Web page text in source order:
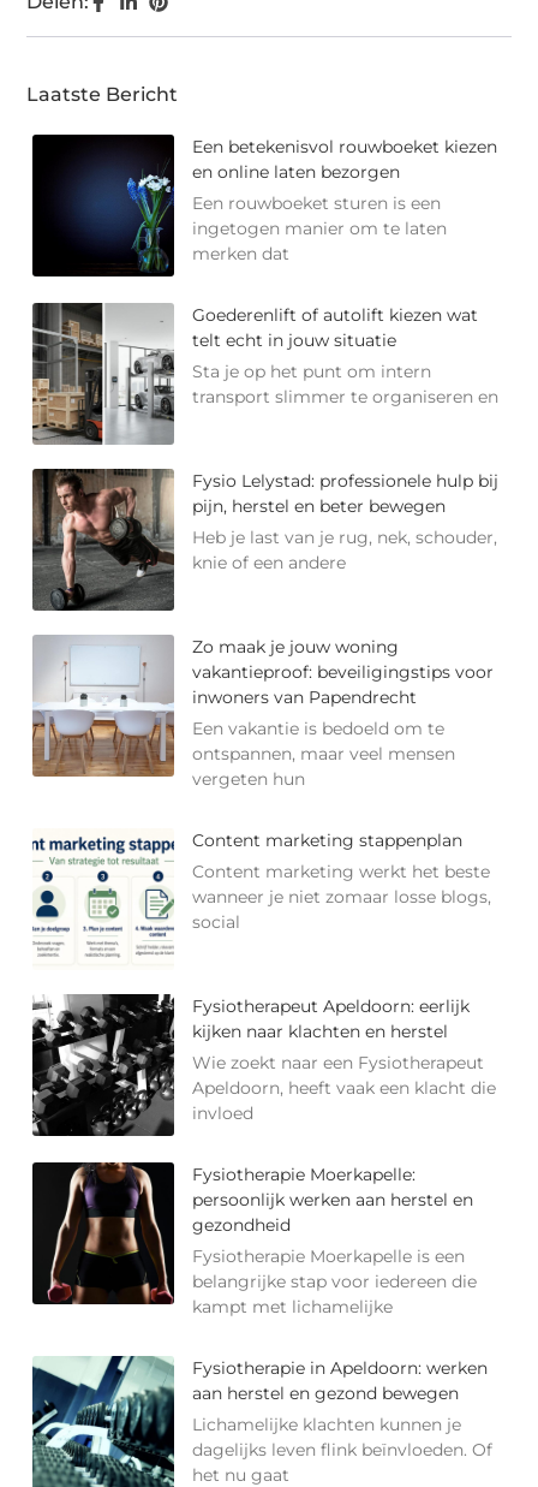
Laatste Bericht
Een betekenisvol rouwboeket kiezen
en online laten bezorgen
Een rouwboeket sturen is een
ingetogen manier om te laten
merken dat
Goederenlift of autolift kiezen wat
telt echt in jouw situatie
Sta je op het punt om intern
transport slimmer te organiseren en
Fysio Lelystad: professionele hulp bij
pijn, herstel en beter bewegen
Heb je last van je rug, nek, schouder,
knie of een andere
Zo maak je jouw woning
vakantieproof: beveiligingstips voor
inwoners van Papendrecht
Een vakantie is bedoeld om te
ontspannen, maar veel mensen
vergeten hun
Content marketing stappenplan
Content marketing werkt het beste
wanneer je niet zomaar losse blogs,
social
Fysiotherapeut Apeldoorn: eerlijk
kijken naar klachten en herstel
Wie zoekt naar een Fysiotherapeut
Apeldoorn, heeft vaak een klacht die
invloed
Fysiotherapie Moerkapelle:
persoonlijk werken aan herstel en
gezondheid
Fysiotherapie Moerkapelle is een
belangrijke stap voor iedereen die
kampt met lichamelijke
Fysiotherapie in Apeldoorn: werken
aan herstel en gezond bewegen
Lichamelijke klachten kunnen je
dagelijks leven flink beïnvloeden. Of
het nu gaat